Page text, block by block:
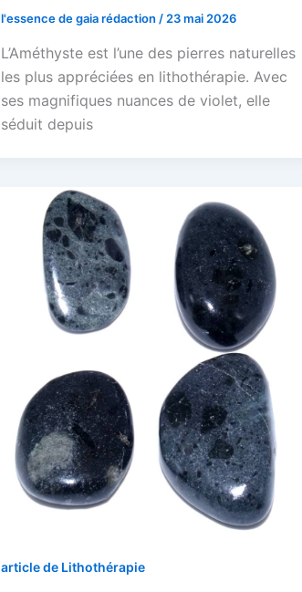
l'essence de gaia rédaction /23 mai 2026
L’Améthyste est l’une des pierres naturelles
les plus appréciées en lithothérapie. Avec
ses magnifiques nuances de violet, elle
séduit depuis
article de Lithothérapie